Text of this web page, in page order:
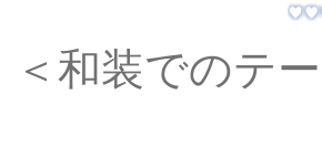
＜和装でのテ